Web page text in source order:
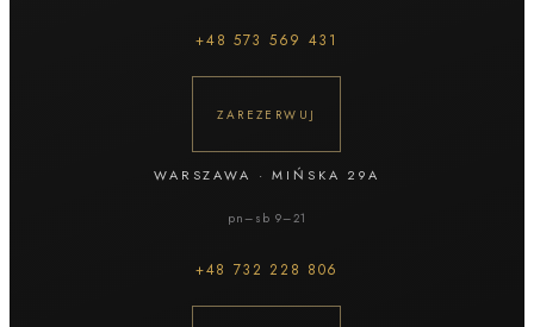
+48573 569 431
ZAREZERWUJ
WARSZAWA ·MIŃSKA 29A
pn–sb 9–21
+48 732 228 806